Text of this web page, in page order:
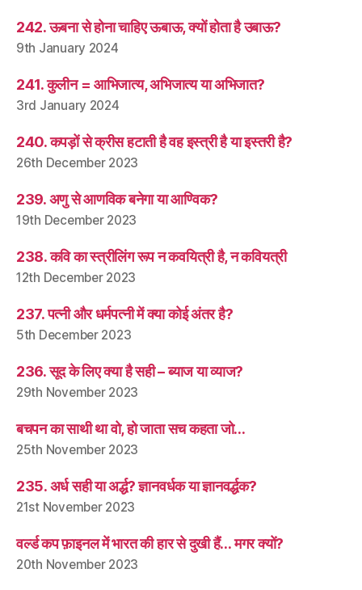
242. ऊबना से होना चाहिए ऊबाऊ, क्यों होता है उबाऊ?
9th January 2024
241. कुलीन = आभिजात्य, अभिजात्य या अभिजात?
3rd January 2024
240. कपड़ों से क्रीस हटाती है वह इस्त्री है या इस्तरी है?
26th December 2023
239. अणु से आणविक बनेगा या आण्विक?
19th December 2023
238. कवि का स्त्रीलिंग रूप न कवयित्री है, न कवियत्री
12th December 2023
237. पत्नी और धर्मपत्नी में क्या कोई अंतर है?
5th December 2023
236. सूद के लिए क्या है सही – ब्याज या व्याज?
29th November 2023
बचपन का साथी था वो, हो जाता सच कहता जो…
25th November 2023
235. अर्ध सही या अर्द्ध? ज्ञानवर्धक या ज्ञानवर्द्धक?
21st November 2023
वर्ल्ड कप फ़ाइनल में भारत की हार से दुखी हैं… मगर क्यों?
20th November 2023